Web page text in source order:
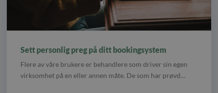
Sett personlig preg på ditt bookingsystem
Flere av våre brukere er behandlere som driver sin egen
virksomhet på en eller annen måte. De som har prøvd…